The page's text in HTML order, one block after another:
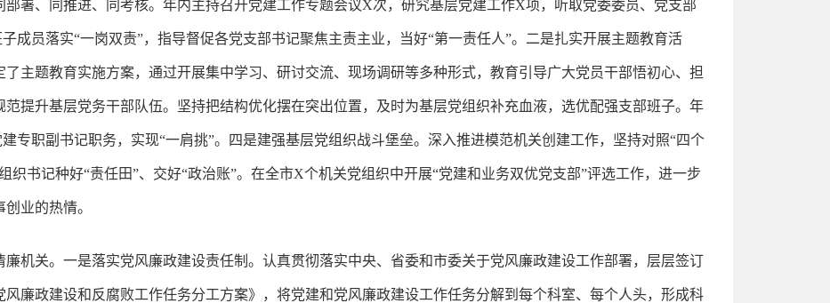
署、同推进、同考核。年内主持召开党建工作专题会议X次，研究基层党建工作X项，听取党委委员、党支部
成员落实“一岗双责”，指导督促各党支部书记聚焦主责主业，当好“第一责任人”。二是扎实开展主题教育活
主题教育实施方案，通过开展集中学习、研讨交流、现场调研等多种形式，教育引导广大党员干部悟初心、担
提升基层党务干部队伍。坚持把结构优化摆在突出位置，及时为基层党组织补充血液，选优配强支部班子。年
专职副书记职务，实现“一肩挑”。四是建强基层党组织战斗堡垒。深入推进模范机关创建工作，坚持对照“四个
织书记种好“责任田”、交好“政治账”。在全市X个机关党组织中开展“党建和业务双优党支部”评选工作，进一步
业的热情。
廉机关。一是落实党风廉政建设责任制。认真贯彻落实中央、省委和市委关于党风廉政建设工作部署，层层签订
风廉政建设和反腐败工作任务分工方案》，将党建和党风廉政建设工作任务分解到每个科室、每个人头，形成科